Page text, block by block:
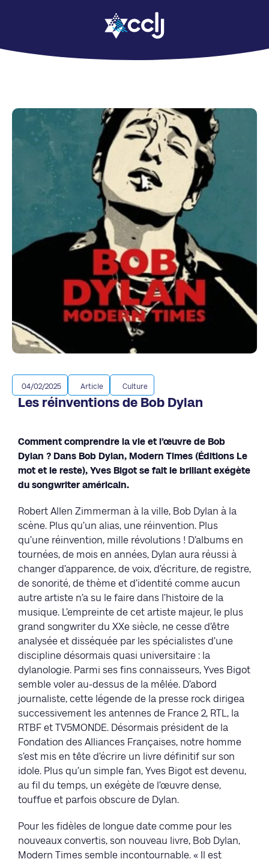
04/02/2025 Article Culture
Les réinventions de Bob Dylan
Comment comprendre la vie et l’œuvre de Bob
Dylan ? Dans Bob Dylan, Modern Times (Éditions Le
mot et le reste), Yves Bigot se fait le brillant exégète
du songwriter américain.
Robert Allen Zimmerman à la ville, Bob Dylan à la
scène. Plus qu’un alias, une réinvention. Plus
qu’une réinvention, mille révolutions ! D’albums en
tournées, de mois en années, Dylan aura réussi à
changer d’apparence, de voix, d’écriture, de registre,
de sonorité, de thème et d’identité comme aucun
autre artiste n’a su le faire dans l’histoire de la
musique. L’empreinte de cet artiste majeur, le plus
grand songwriter du XXe siècle, ne cesse d’être
analysée et disséquée par les spécialistes d’une
discipline désormais quasi universitaire : la
dylanologie. Parmi ses fins connaisseurs, Yves Bigot
semble voler au-dessus de la mêlée. D’abord
journaliste, cette légende de la presse rock dirigea
successivement les antennes de France 2, RTL, la
RTBF et TV5MONDE. Désormais président de la
Fondation des Alliances Françaises, notre homme
s’est mis en tête d’écrire un livre définitif sur son
idole. Plus qu’un simple fan, Yves Bigot est devenu,
au fil du temps, un exégète de l’œuvre dense,
touffue et parfois obscure de Dylan.
Pour les fidèles de longue date comme pour les
nouveaux convertis, son nouveau livre, Bob Dylan,
Modern Times semble incontournable. « Il est